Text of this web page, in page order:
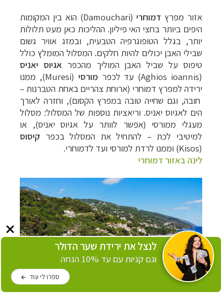
אזור מפרץ דמוחרי(
Damouchari) הוא בין המקומות
היפים ביותר בחצי האי פיליון. ההליכות כאן מעט תלולות
יותר, בגלל הטופוגרפיה הטבעית, ובמזג אוויר גשום
שבילי האבן יכולים להיות חלקים. המסלול המומלץ כולל
טיפוס על שביל האבן המוליך מהכפר אגיוס יאניס
(
Aghios ioannis) עד לכפר מורסי (
Muresi), ממנו
ירידה למפרץ דמוחרי (ארוחת צהריים באחת הטברנות–
חובה, וגם שחייה טובה במפרץ הקסום), וחזרה לאורך
הים לאגיוס יאניס. וריאציות נוספות של המסלול: מסלול
מעגלי ממורסי (אפשר לוותר על אגיוס יאניס), או
למיטיבי לכת – להתחיל את המסלול בכפר קיסוס
(
Kisos) וממנו לרדת למורסי ועד לדמוחרי.
לינה באזור דמוחרי
לנצל את ירידת שער הדולר
וגם קניות עם עד 10% הנחה
ספרו לי עוד